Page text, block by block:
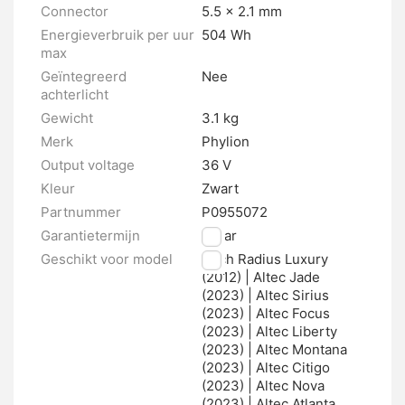
Connector
5.5 x 2.1 mm
Energieverbruik per uur
max
504 Wh
Geïntegreerd
achterlicht
Nee
Gewicht
3.1 kg
Merk
Phylion
Output voltage
36 V
Kleur
Zwart
Partnummer
P0955072
Garantietermijn
2 jaar
Geschikt voor model
Puch Radius Luxury
(2012) | Altec Jade
(2023) | Altec Sirius
(2023) | Altec Focus
(2023) | Altec Liberty
(2023) | Altec Montana
(2023) | Altec Citigo
(2023) | Altec Nova